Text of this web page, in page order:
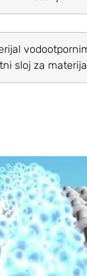
sloj za